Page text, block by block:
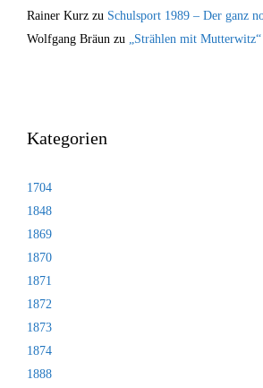
Rainer Kurz zu Schulsport 1989 – Der ganz
Wolfgang Bräun zu „Strählen mit
Kategorien
1704
1848
1869
1870
1871
1872
1873
1874
1888